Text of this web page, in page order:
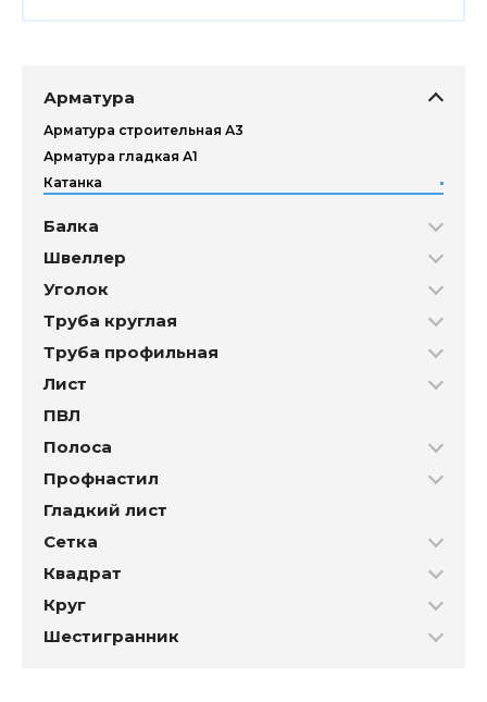
Арматура
Арматура строительная А3
Арматура гладкая А1
Катанка
Балка
Швеллер
Уголок
Труба круглая
Труба профильная
Лист
ПВЛ
Полоса
Профнастил
Гладкий лист
Сетка
Квадрат
Круг
Шестигранник